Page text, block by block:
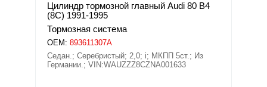
Цилиндр тормозной главный Audi 80 B4
(8C) 1991-1995
Тормозная система
OEM: 893611307A
Седан.; Серебристый; 2,0; i; МКПП 5ст.; Из
Германии.; VIN:WAUZZZ8CZNA001633